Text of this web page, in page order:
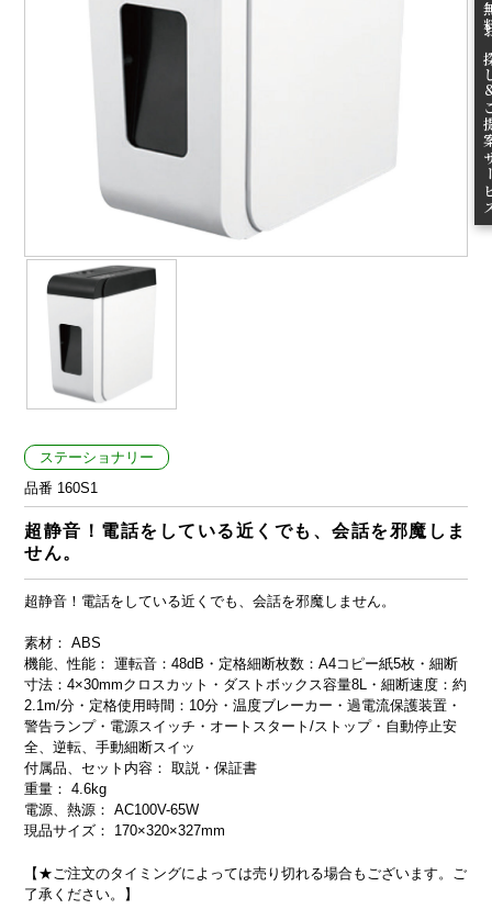
無
ご
ステーショナリー
品番 160S1
超静音！電話をしている近くでも、会話を邪魔しま
せん。
超静音！電話をしている近くでも、会話を邪魔しません。
素材： ABS
機能、性能： 運転音：48dB・定格細断枚数：A4コピー紙5枚・細断
寸法：4×30mmクロスカット・ダストボックス容量8L・細断速度：約
2.1m/分・定格使用時間：10分・温度ブレーカー・過電流保護装置・
警告ランプ・電源スイッチ・オートスタート/ストップ・自動停止安
全、逆転、手動細断スイッ
付属品、セット内容： 取説・保証書
重量： 4.6kg
電源、熱源： AC100V-65W
現品サイズ： 170×320×327mm
【★ご注文のタイミングによっては売り切れる場合もございます。ご
了承ください。】